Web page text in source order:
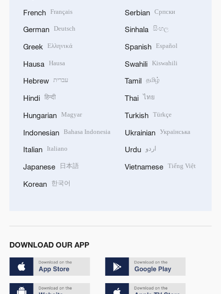
French Français
German Deutsch
Greek Ελληνικά
Hausa Hausa
Hebrew עברית
Hindi हिन्दी
Hungarian Magyar
Indonesian Bahasa Indonesia
Italian Italiano
Japanese 日本語
Korean 한국어
Serbian Српски
Sinhala සිංහල
Spanish Español
Swahili Kiswahili
Tamil தமிழ்
Thai ไทย
Turkish Türkçe
Ukrainian Українська
Urdu اردو
Vietnamese Tiếng Việt
DOWNLOAD OUR APP